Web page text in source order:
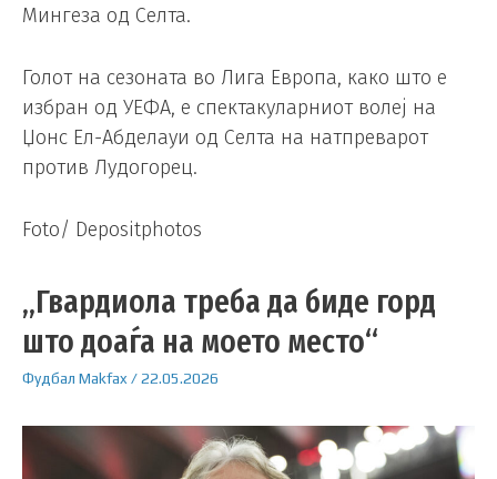
Мингеза од Селта.
Голот на сезоната во Лига Европа, како што е
избран од УЕФА, е спектакуларниот волеј на
Џонс Ел-Абделауи од Селта на натпреварот
против Лудогорец.
Foto/ Depositphotos
„Гвардиола треба да биде горд
што доаѓа на моето место“
Фудбал Makfax /22.05.2026